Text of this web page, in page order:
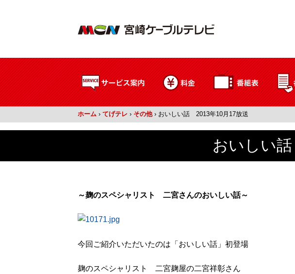
ホーム › てげテレ › その他 › おいしい話 2013年10月17放送
おいしい
～麹のスペシャリスト 二宮さんのおいしい話～
今回ご紹介いただいたのは「おいしい話」初登場
麹のスペシャリスト 二宮麹屋の二宮祥彰さん